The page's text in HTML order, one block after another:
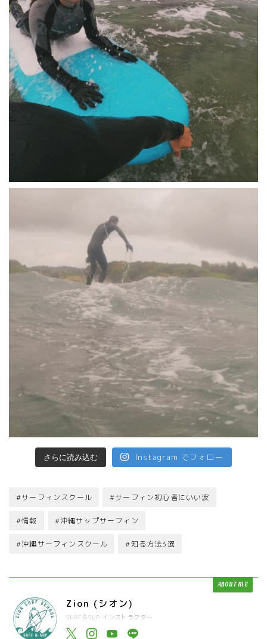
さらに読み込む Instagram でフォロー
#サーフィンスクール #サーフィン初心者にいい波
#情報 #沖縄サップサーフィン
#沖縄サーフィンスクール #知る方法3選
ABOUT ME
Zion (シオン)
SURF＆SUP インストラクター